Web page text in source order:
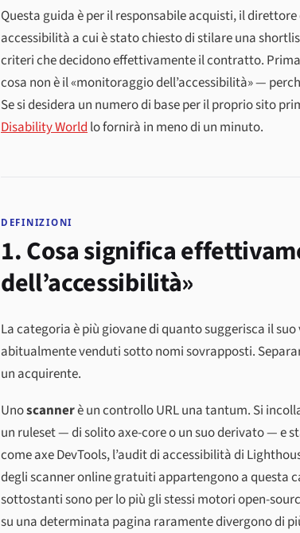
Questa guida è per il responsabile acquisti, il
accessibilità a cui è stato chiesto di stilare una
criteri che decidono effettivamente il contratto.
cosa non è il «monitoraggio dell’accessibilità» —
Se si desidera un numero di base per il proprio sito
Disability World lo fornirà in meno di un minuto.
DEFINIZIONI
1. Cosa significa
dell’accessibilità»
La categoria è più giovane di quanto suggerisca il
abitualmente venduti sotto nomi sovrapposti.
un acquirente.
Unoscannerè un controllo URL una tantum. Si
un ruleset — di solito axe-core o un suo derivato — e
come axe DevTools, l’audit di accessibilità di
degli scanner online gratuiti appartengono a questa
sottostanti sono per lo più gli stessi motori open-
su una determinata pagina raramente divergono di